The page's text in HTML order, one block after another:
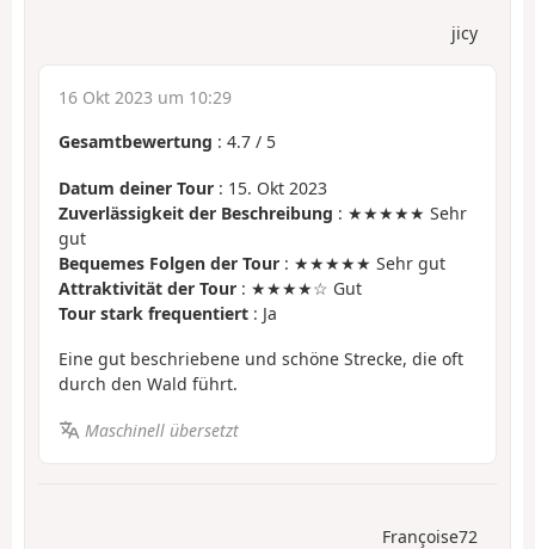
jicy
16 Okt 2023 um 10:29
Gesamtbewertung : 4.7 / 5
Datum deiner Tour : 15. Okt 2023
Zuverlässigkeit der Beschreibung : ★★★★★ Sehr
gut
Bequemes Folgen der Tour : ★★★★★ Sehr gut
Attraktivität der Tour : ★★★★☆ Gut
Tour stark frequentiert : Ja
Eine gut beschriebene und schöne Strecke, die oft
durch den Wald führt.
Maschinell übersetzt
Françoise72